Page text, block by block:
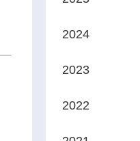
2024
2023
2022